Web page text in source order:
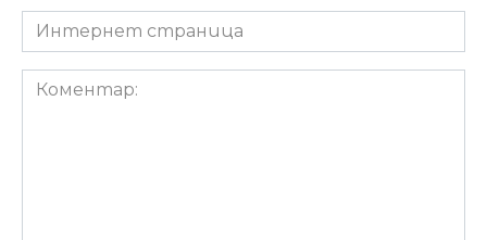
Интернет
страница
Коментар: